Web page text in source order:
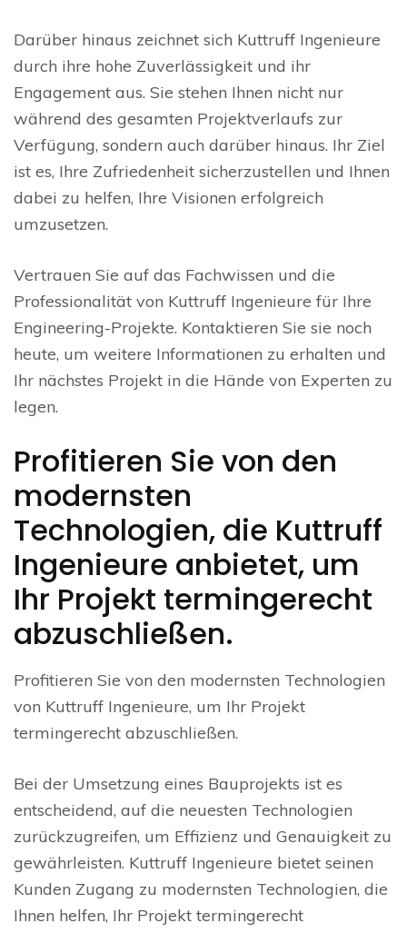
Darüber hinaus zeichnet sich Kuttruff Ingenieure
durch ihre hohe Zuverlässigkeit und ihr
Engagement aus. Sie stehen Ihnen nicht nur
während des gesamten Projektverlaufs zur
Verfügung, sondern auch darüber hinaus. Ihr Ziel
ist es, Ihre Zufriedenheit sicherzustellen und Ihnen
dabei zu helfen, Ihre Visionen erfolgreich
umzusetzen.
Vertrauen Sie auf das Fachwissen und die
Professionalität von Kuttruff Ingenieure für Ihre
Engineering-Projekte. Kontaktieren Sie sie noch
heute, um weitere Informationen zu erhalten und
Ihr nächstes Projekt in die Hände von Experten zu
legen.
Profitieren Sie von den
modernsten
Technologien, die Kuttruff
Ingenieure anbietet, um
Ihr Projekt termingerecht
abzuschließen.
Profitieren Sie von den modernsten Technologien
von Kuttruff Ingenieure, um Ihr Projekt
termingerecht abzuschließen.
Bei der Umsetzung eines Bauprojekts ist es
entscheidend, auf die neuesten Technologien
zurückzugreifen, um Effizienz und Genauigkeit zu
gewährleisten. Kuttruff Ingenieure bietet seinen
Kunden Zugang zu modernsten Technologien, die
Ihnen helfen, Ihr Projekt termingerecht